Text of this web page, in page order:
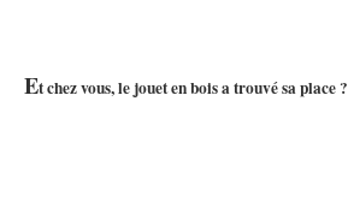
Et chez vous, le jouet en bois a trouvé sa place ?